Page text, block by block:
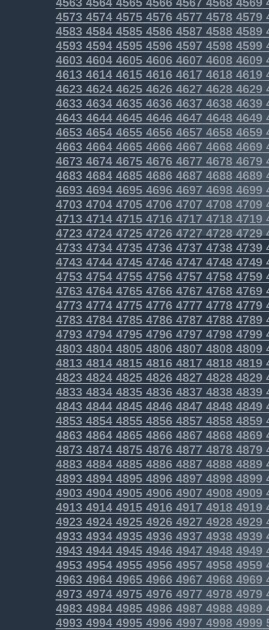
4573457445754576457745784579
4583458445854586458745884589
4593459445954596459745984599
46034604460546064607 46084609
46134614461546164617 46184619
46234624462546264627 46284629
4633463446354636463746384639
4643464446454646464746484649
4653465446554656465746584659
46634664466546664667 46684669
46734674467546764677 46784679
46834684468546864687 46884689
46934694469546964697 46984699
47034704470547064707 47084709
47134714471547164717 47184719
4723472447254726472747284729
4733473447354736473747384739
4743474447454746474747484749
4753475447554756475747584759
4763476447654766476747684769
4773477447754776477747784779
4783478447854786478747884789
4793479447954796479747984799
4803480448054806480748084809
4813481448154816481748184819
4823482448254826482748284829
4833483448354836483748384839
4843484448454846484748484849
4853485448554856485748584859
4863486448654866486748684869
4873487448754876487748784879
4883488448854886488748884889
4893489448954896489748984899
49034904490549064907 49084909
49134914491549164917 49184919
4923492449254926492749284929
49334934493549364937 49384939
49434944494549464947 49484949
49534954495549564957 49584959
49634964496549664967 49684969
49734974497549764977 49784979
49834984498549864987 49884989
49934994499549964997 49984999